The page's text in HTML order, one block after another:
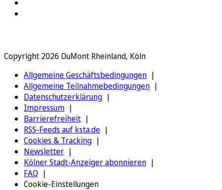
Copyright 2026 DuMont Rheinland, Köln
Allgemeine Geschäftsbedingungen
Allgemeine Teilnahmebedingungen
Datenschutzerklärung
Impressum
Barrierefreiheit
RSS-Feeds auf ksta.de
Cookies & Tracking
Newsletter
Kölner Stadt-Anzeiger abonnieren
FAQ
Cookie-Einstellungen